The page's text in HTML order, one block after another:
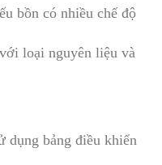
bồn có nhiều chế độ
loại nguyên liệu và
dụng bảng điều khiển